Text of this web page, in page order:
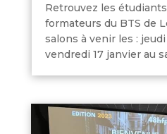
Retrouvez les
formateurs du BTS de
salons à venir les :
vendredi 17 janvier au